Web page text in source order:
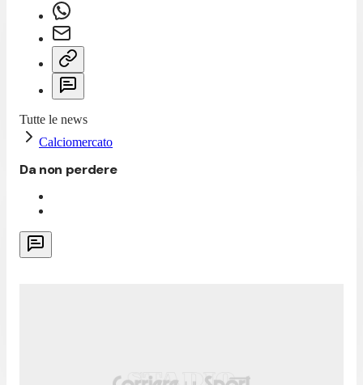
Tutte le news
Calciomercato
Da non perdere